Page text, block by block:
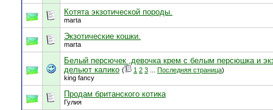
Котята экзотической породы.
marta
Экзотические кошки.
marta
Белый персючек ,девочка крем с белым персюшка и
дельют калико ( 1 2 3 Последняя страница)
king fancy
Продам британского котика
Гулия